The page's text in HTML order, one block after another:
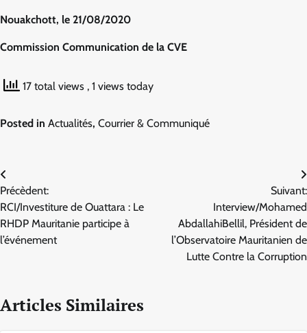
Nouakchott, le 21/08/2020
Commission Communication de la CVE
17 total views , 1 views today
Posted in Actualités, Courrier & Communiqué
Navigation
de
l’article
Précèdent:
RCI/Investiture de Ouattara : Le
RHDP Mauritanie participe à
l’événement
Suivant:
Interview/Mohamed
AbdallahiBellil, Président de
l’Observatoire Mauritanien de
Lutte Contre la Corruption
Articles Similaires